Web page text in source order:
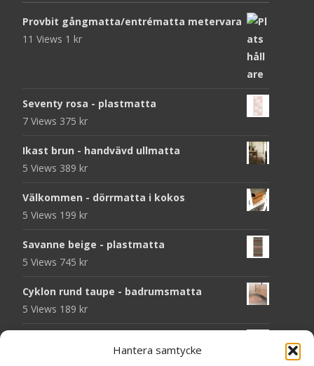
Hantera samtycke
Provbit gångmatta/entrématta metervara
11 Views 1 kr
Seventy rosa - plastmatta
7 Views 375 kr
Ikast brun - handvävd ullmatta
5 Views 389 kr
Välkommen - dörrmatta i kokos
5 Views 199 kr
Savanne beige - plastmatta
5 Views 745 kr
Cyklon rund taupe - badrumsmatta
5 Views 189 kr